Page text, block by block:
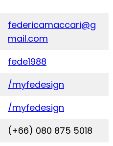
federicamaccari@g
mail.com
fede1988
/myfedesign
/myfedesign
(+66) 080 875 5018